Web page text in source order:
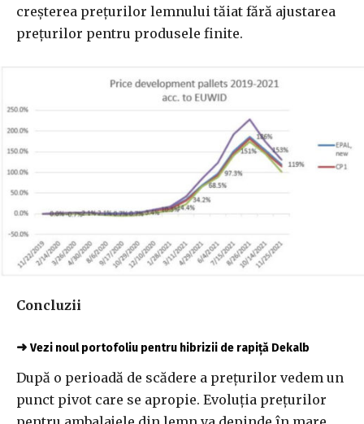
creșterea prețurilor lemnului tăiat fără ajustarea
prețurilor pentru produsele finite.
Concluzii
➜ Vezi noul portofoliu pentru hibrizii de rapiță Dekalb
După o perioadă de scădere a prețurilor vedem un
punct pivot care se apropie. Evoluția prețurilor